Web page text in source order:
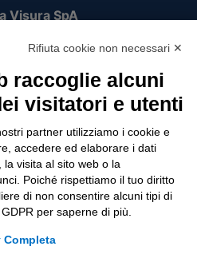
Visura SpA
Socio Unico
e coordinamento
SpA
REA n. 877679
Password
di presenza
AND TERMS
Rifiuta cookie non necessari ✕
raccoglie alcuni
visitatori e utenti
partner utilizziamo i cookie e
accedere ed elaborare i dati
visita al sito web o la
Poiché rispettiamo il tuo diritto
di non consentire alcuni tipi di
per saperne di più.
Completa